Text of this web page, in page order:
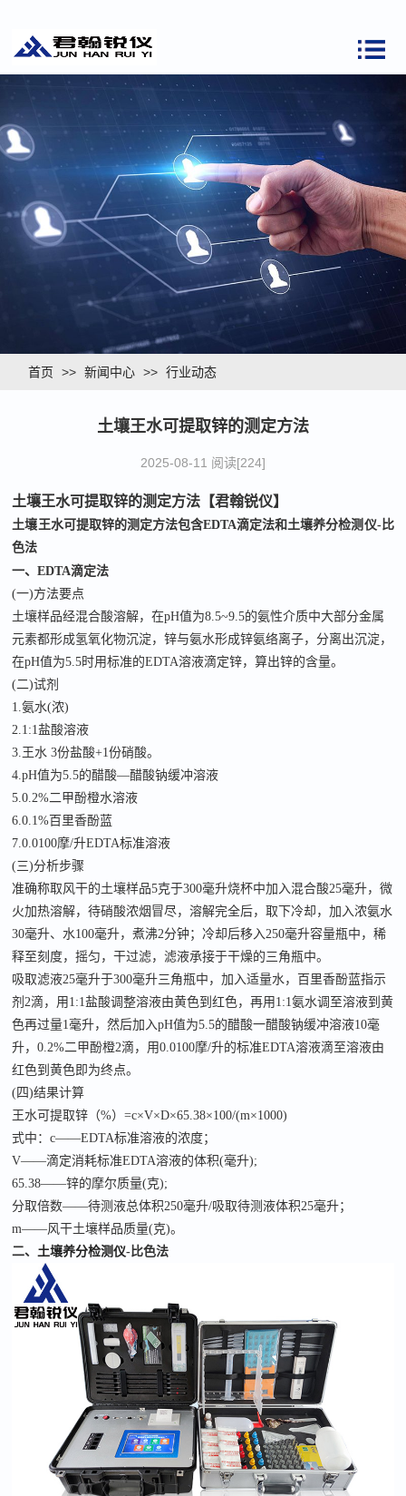
首页 >> 新闻中心 >> 行业动态
土壤王水可提取锌的测定方法
2025-08-11 阅读[224]
土壤王水可提取锌的测定方法【君翰锐仪】
土壤王水可提取锌的测定方法包含EDTA滴定法和土壤养分检测仪-比
色法
一、EDTA滴定法
(一)方法要点
土壤样品经混合酸溶解，在pH值为8.5~9.5的氨性介质中大部分金属
元素都形成氢氧化物沉淀，锌与氨水形成锌氨络离子，分离出沉淀，
在pH值为5.5时用标准的EDTA溶液滴定锌，算出锌的含量。
(二)试剂
1.氨水(浓)
2.1:1盐酸溶液
3.王水 3份盐酸+1份硝酸。
4.pH值为5.5的醋酸—醋酸钠缓冲溶液
5.0.2%二甲酚橙水溶液
6.0.1%百里香酚蓝
7.0.0100摩/升EDTA标准溶液
(三)分析步骤
准确称取风干的土壤样品5克于300毫升烧杯中加入混合酸25毫升，微
火加热溶解，待硝酸浓烟冒尽，溶解完全后，取下冷却，加入浓氨水
30毫升、水100毫升，煮沸2分钟；冷却后移入250毫升容量瓶中，稀
释至刻度，摇匀，干过滤，滤液承接于干燥的三角瓶中。
吸取滤液25毫升于300毫升三角瓶中，加入适量水，百里香酚蓝指示
剂2滴，用1:1盐酸调整溶液由黄色到红色，再用1:1氨水调至溶液到黄
色再过量1毫升，然后加入pH值为5.5的醋酸一醋酸钠缓冲溶液10毫
升，0.2%二甲酚橙2滴，用0.0100摩/升的标准EDTA溶液滴至溶液由
红色到黄色即为终点。
(四)结果计算
王水可提取锌（%）=c×V×D×65.38×100/(m×1000)
式中：c——EDTA标准溶液的浓度；
V——滴定消耗标准EDTA溶液的体积(毫升);
65.38——锌的摩尔质量(克);
分取倍数——待测液总体积250毫升/吸取待测液体积25毫升；
m——风干土壤样品质量(克)。
二、土壤养分检测仪-比色法